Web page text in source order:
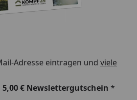
Adresse eintragen und viele
€ Newslettergutschein *